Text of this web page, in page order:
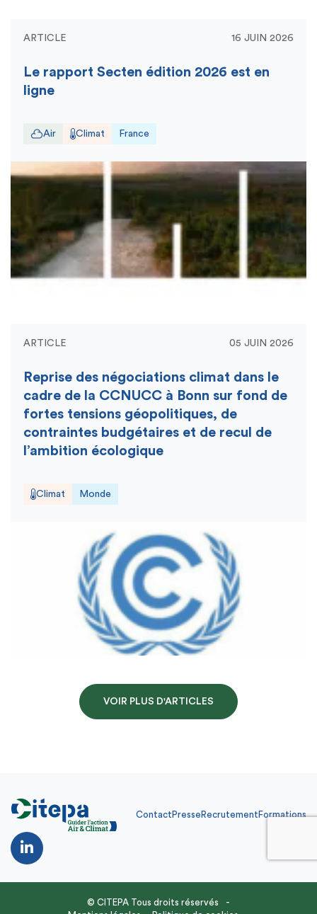
Presse Recrutement Formations
ARTICLE 16 JUIN 2026
Le rapport Secten édition 2026 est en
ligne
Air Climat France
ARTICLE 05 JUIN 2026
Reprise des négociations climat dans le
cadre de la CCNUCC à Bonn sur fond de
fortes tensions géopolitiques, de
contraintes budgétaires et de recul de
l’ambition écologique
Climat Monde
VOIR PLUS D'ARTICLES
Contact Presse Recrutement Formations
© CITEPA Tous droits réservés